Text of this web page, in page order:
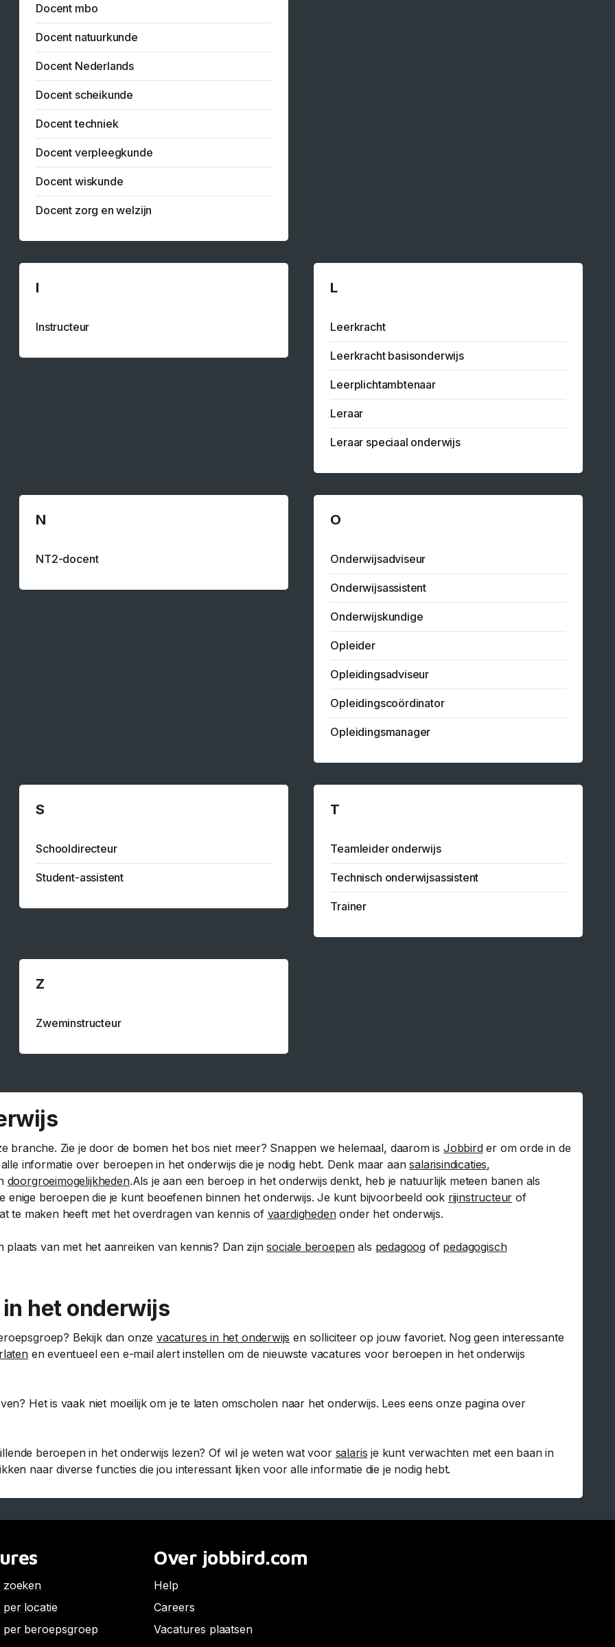
Docent mbo
Docent natuurkunde
Docent Nederlands
Docent scheikunde
Docent techniek
Docent verpleegkunde
Docent wiskunde
Docent zorg en welzijn
I
Instructeur
L
Leerkracht
Leerkracht basisonderwijs
Leerplichtambtenaar
Leraar
Leraar speciaal onderwijs
N
NT2-docent
O
Onderwijsadviseur
Onderwijsassistent
Onderwijskundige
Opleider
Opleidingsadviseur
Opleidingscoördinator
Opleidingsmanager
S
Schooldirecteur
Student-assistent
T
Teamleider onderwijs
Technisch onderwijsassistent
Trainer
Z
Zweminstructeur
branche. Zie je door de bomen het bos niet meer? Snappen we helemaal, daarom is Jobbirder om orde in de
informatie over beroepen in het onderwijs die je nodig hebt. Denk maar aansalarisindicaties,
doorgroeimogelijkheden.Als je aan een beroep in het onderwijs denkt, heb je natuurlijk meteen banen als
enige beroepen die je kunt beoefenen binnen het onderwijs. Je kunt bijvoorbeeld ook rijinstructeur of
te maken heeft met het overdragen van kennis of vaardighedenonder het onderwijs.
plaats van met het aanreiken van kennis? Dan zijnsociale beroepenals pedagoog of pedagogisch
het onderwijs
Bekijk dan onze vacatures in het onderwijs en solliciteer op jouw favoriet. Nog geen interessante
en eventueel een e-mail alert instellen om de nieuwste vacatures voor beroepen in het onderwijs
Het is vaak niet moeilijk om je te laten omscholen naar het onderwijs. Lees eens onze pagina over
beroepen in het onderwijs lezen? Of wil je weten wat voor salaris je kunt verwachten met een baan in
naar diverse functies die jou interessant lijken voor alle informatie die je nodig hebt.
zoeken
per locatie
per beroepsgroep
Over jobbird.com
Help
Careers
Vacatures plaatsen